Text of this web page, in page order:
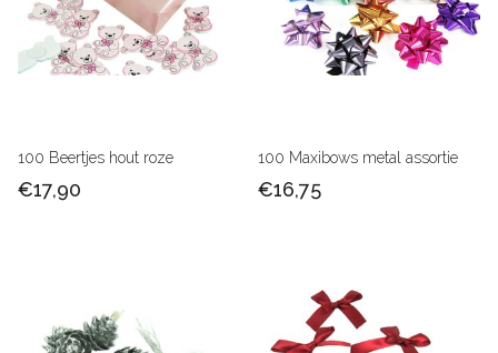
100 Beertjes hout roze
€17,90
100 Maxibows metal assortie
€16,75